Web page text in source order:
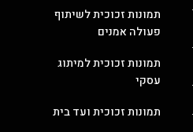
תמונות זכוכית לשיתוף
פעולה אמנים
תמונות זכוכית למיתוג
עסקי
תמונות זכוכית ועד בית